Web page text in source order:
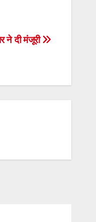
ने दी मंजूरी